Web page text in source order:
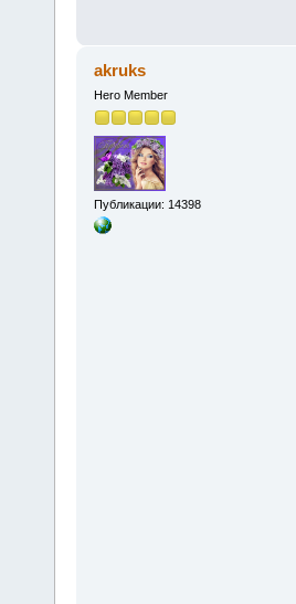
akruks
Hero Member
Публикации: 14398